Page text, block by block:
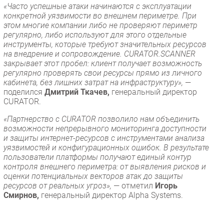
«Часто успешные атаки начинаются с эксплуатации
конкретной уязвимости во внешнем периметре. При
этом многие компании либо не проверяют периметр
регулярно, либо используют для этого отдельные
инструменты, которые требуют значительных ресурсов
на внедрение и сопровождение. CURATOR.SCANNER
закрывает этот пробел: клиент получает возможность
регулярно проверять свои ресурсы прямо из личного
кабинета, без лишних затрат на инфраструктуру», —
поделился Дмитрий Ткачев, генеральный директор
CURATOR.
«Партнерство с CURATOR позволило нам объединить
возможности непрерывного мониторинга доступности
и защиты интернет-ресурсов с инструментами анализа
уязвимостей и конфигурационных ошибок. В результате
пользователи платформы получают единый контур
контроля внешнего периметра: от выявления рисков и
оценки потенциальных векторов атак до защиты
ресурсов от реальных угроз», — отметил Игорь
Смирнов, генеральный директор Alpha Systems.